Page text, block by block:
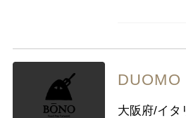
DUOMO
大阪府/イタ